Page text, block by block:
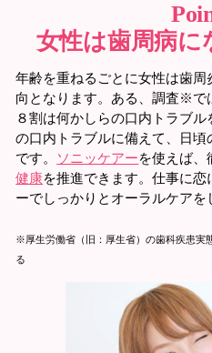
女性は歯周病に
年齢を重ねるごとに女性は歯
向となります。ある、調査※で
８割は何かしらの口内トラブ
の口内トラブルに備えて、日頃
です。
ソニッケアーを使えば、
健康を推進できます。仕事に
ーでしっかりとオーラルケアを
※厚生労働省（旧：厚生省）の歯科疾患実
る